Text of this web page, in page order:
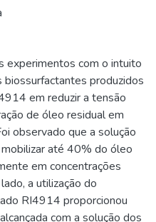
experimentos com o intuito
produzidos
em reduzir a tensão
de óleo residual em
observado que a solução
até 40% do óleo
em concentrações
a utilização do
RI4914 proporcionou
com a solução dos